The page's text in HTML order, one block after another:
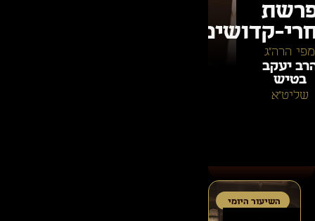
קדושים
מפי הרה״ג
יעקב
בטיש
שליט״א
השיעור היומי